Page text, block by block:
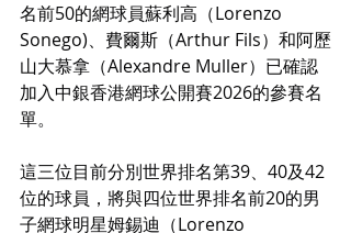
名前50的網球員蘇利高（Lorenzo
Sonego)、費爾斯（Arthur Fils）和阿歷
山大慕拿（Alexandre Muller）已確認
加入中銀香港網球公開賽2026的參賽名
單。
這三位目前分別世界排名第39、40及42
位的球員，將與四位世界排名前20的男
子網球明星姆錫迪（Lorenzo